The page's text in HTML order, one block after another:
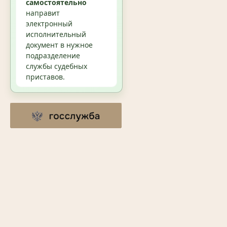
самостоятельно
направит
электронный
исполнительный
документ в нужное
подразделение
службы судебных
приставов.